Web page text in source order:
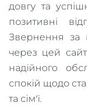
довгу та
позитивні
Звернення за
через цей сайт
надійного
спокій щодо
та сім'ї.